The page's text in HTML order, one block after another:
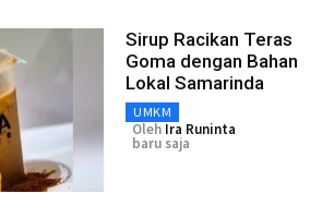
Sirup Racikan Teras
Goma dengan Bahan
Lokal Samarinda
UMKM
Oleh Ira Runinta
baru saja